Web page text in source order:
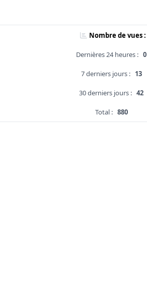
Nombre de vues :
Dernières 24 heures : 0
7 derniers jours : 13
30 derniers jours : 42
Total : 880